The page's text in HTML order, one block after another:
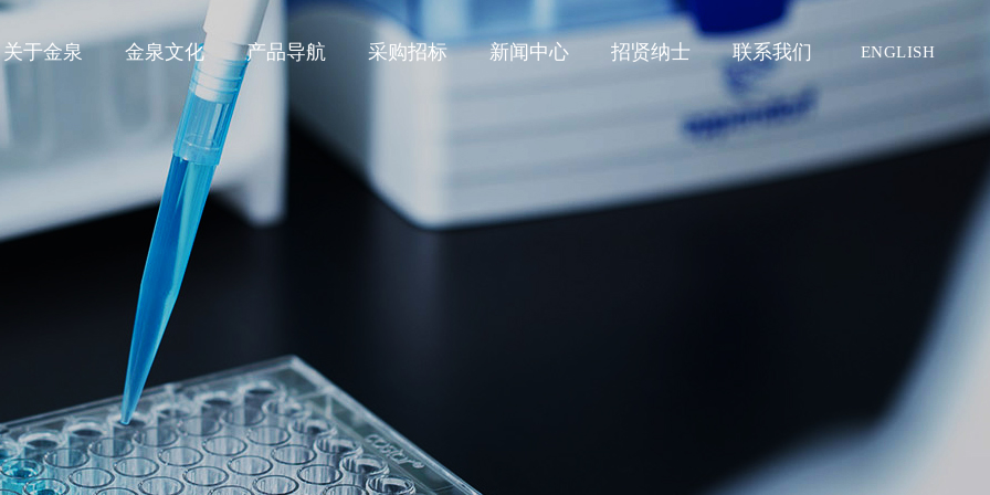
关于金泉 金泉文化 产品导航 采购招标 新闻中心 招贤纳士 联系我们 ENGLISH